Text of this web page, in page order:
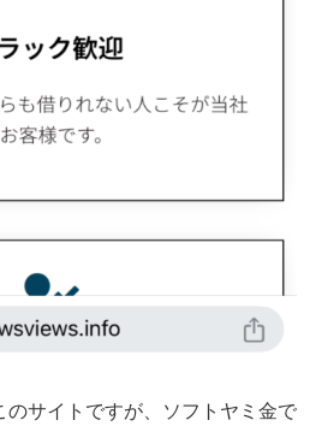
のサイトですが、ソフトヤミ金で